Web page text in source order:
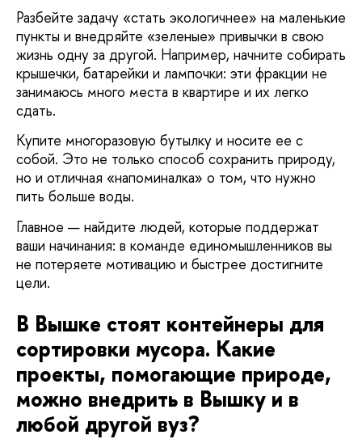
Разбейте задачу «стать экологичнее» на маленькие
пункты и внедряйте «зеленые» привычки в свою
жизнь одну за другой. Например, начните собирать
крышечки, батарейки и лампочки: эти фракции не
занимаюсь много места в квартире и их легко
сдать.
Купите многоразовую бутылку и носите ее с
собой. Это не только способ сохранить природу,
но и отличная «напоминалка» о том, что нужно
пить больше воды.
Главное — найдите людей, которые поддержат
ваши начинания: в команде единомышленников вы
не потеряете мотивацию и быстрее достигните
цели.
В Вышке стоят контейнеры для
сортировки мусора. Какие
проекты, помогающие природе,
можно внедрить в Вышку и в
любой другой вуз?